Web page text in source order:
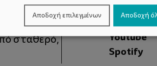
σταθερό,
Facebook
Instagram
Youtube
Spotify
Αποδοχή επιλεγμένων Αποδοχή